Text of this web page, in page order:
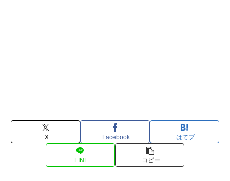
X Facebook はてブ
LINE コピー